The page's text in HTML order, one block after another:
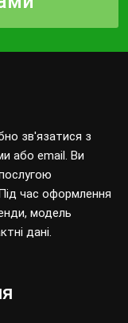
зв'язатися з
або email. Ви
час оформлення
модель
дані.